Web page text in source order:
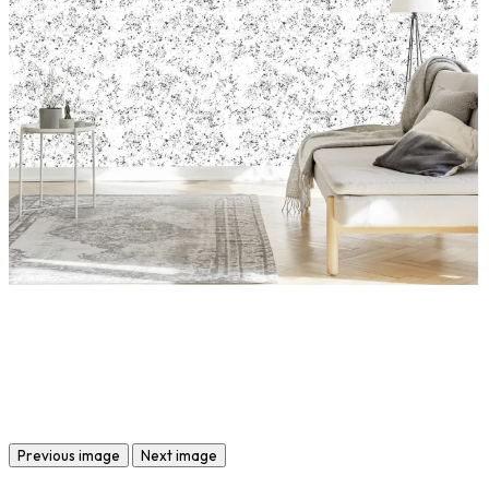
Previous image Next image